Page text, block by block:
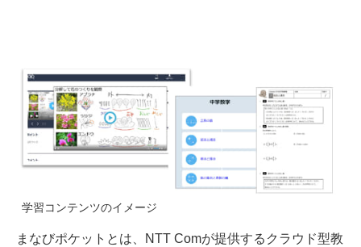
学習コンテンツのイメージ
まなびポケットとは、NTT Comが提供するクラウド型教